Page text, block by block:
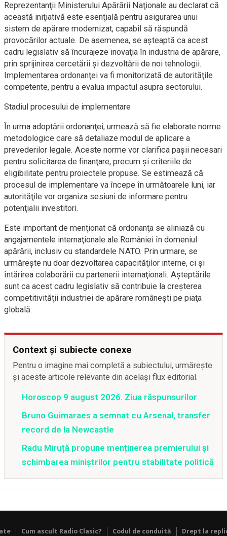
Reprezentanţii Ministerului Apărării Naţionale au declarat că
această iniţiativă este esenţială pentru asigurarea unui
sistem de apărare modernizat, capabil să răspundă
provocărilor actuale. De asemenea, se aşteaptă ca acest
cadru legislativ să încurajeze inovaţia în industria de apărare,
prin sprijinirea cercetării şi dezvoltării de noi tehnologii.
Implementarea ordonanţei va fi monitorizată de autorităţile
competente, pentru a evalua impactul asupra sectorului.
Stadiul procesului de implementare
În urma adoptării ordonanţei, urmează să fie elaborate norme
metodologice care să detaliaze modul de aplicare a
prevederilor legale. Aceste norme vor clarifica paşii necesari
pentru solicitarea de finanţare, precum şi criteriile de
eligibilitate pentru proiectele propuse. Se estimează că
procesul de implementare va începe în următoarele luni, iar
autorităţile vor organiza sesiuni de informare pentru
potenţialii investitori.
Este important de menţionat că ordonanţa se aliniază cu
angajamentele internaţionale ale României în domeniul
apărării, inclusiv cu standardele NATO. Prin urmare, se
urmăreşte nu doar dezvoltarea capacităţilor interne, ci şi
întărirea colaborării cu partenerii internaţionali. Aşteptările
sunt ca acest cadru legislativ să contribuie la creşterea
competitivităţii industriei de apărare româneşti pe piaţa
globală.
Context și subiecte conexe
Pentru o imagine mai completă a subiectului, urmărește
și aceste articole relevante din același flux editorial.
Horoscop 9 august 2026. Ziua răspunsurilor
Bruno Guimaraes a semnat cu Arsenal, transfer
record de la Newcastle
Radu Miruță propune menținerea premierului și
schimbarea miniștrilor pentru stabilitate politică
Cum ascult Radio Clasic? Codul de conduită Drept la